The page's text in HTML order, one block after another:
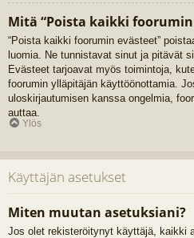
Mitä “Poista kaikki foorumin
“Poista kaikki foorumin evästeet”
luomia. Ne tunnistavat sinut ja pitävät
Evästeet tarjoavat myös toimintoja,
foorumin ylläpitäjän käyttöönottamia.
uloskirjautumisen kanssa ongelmia,
auttaa.
Ylös
Käyttäjän asetukset
Miten muutan asetuksiani?
Jos olet rekisteröitynyt käyttäjä, kaikki